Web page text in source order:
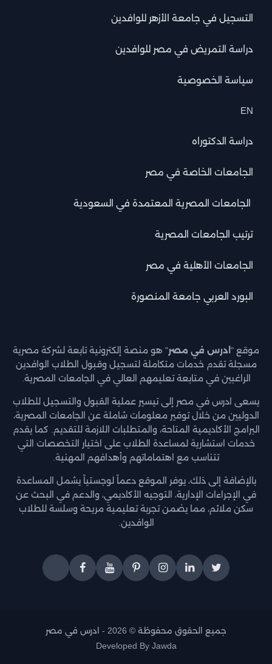
التسجيل في جامعة الأزهر للوافدين
دراسة التمريض في مصر للوافدين
سياسة الخصوصية
EN
دراسة الدكتوراه
الجامعات الخاصة في مصر
الجامعات المصرية المعتمدة في السعودية
ترتيب الجامعات المصرية
الجامعات الأهلية في مصر
البورد العربي جامعة المنصورة
موقع " ادرس في مصر" هو منصة إلكترونية تابعة لشركة مصرية
مسجلة تقدم خدمات متكاملة لتسجيل وقبول الطلاب الوافدين
الراغبين في متابعة تعليمهم العالي في الجامعات المصرية.
يسعى ادرس في مصر إلى تيسير عملية القبول والتسجيل للطلاب
الدوليين من خلال توفير معلومات شاملة عن الجامعات المصرية،
البرامج الأكاديمية المتاحة، والمتطلبات اللازمة للتقديم. كما يقدم
خدمات استشارية لمساعدة الطلاب على اختيار التخصصات التي
تتناسب مع اهتماماتهم وأهدافهم المهنية.
بالإضافة إلى ذلك، يوفر الموقع دعماً لوجستياً يشمل المساعدة
في الإجراءات الإدارية، التوجيه الأكاديمي، والدعم في البحث عن
سكن ملائم، مما يضمن تجربة تعليمية مريحة وسلسة للطلاب
الوافدين.
جميع الحقوق محفوظة © 2026 -
ادرس في مصر
Developed By Jawda